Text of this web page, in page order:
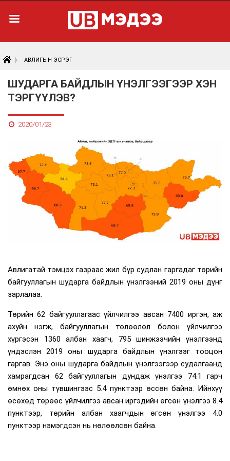
АВЛИГЫН ЭСРЭГ
ШУДАРГА БАЙДЛЫН ҮНЭЛГЭЭГЭЭР ХЭН
ТЭРГҮҮЛЭВ?
2020/01/23
Авлигатай тэмцэх газраас жил бүр судлан гаргадаг төрийн
байгууллагын шударга байдлын үнэлгээний 2019 оны дүнг
зарлалаа.
Төрийн 62 байгууллагаас үйлчилгээ авсан 7400 иргэн, аж
ахуйн нэгж, байгууллагын төлөөлөл болон үйлчилгээ
хүргэсэн 1360 албан хаагч, 795 шинжээчийн үнэлгээнд
үндэслэн 2019 оны шударга байдлын үнэлгээг тооцон
гаргав. Энэ оны шударга байдлын үнэлгээгээр судалгаанд
хамрагдсан 62 байгууллагын дундаж үнэлгээ 74.1 гарч
өмнөх оны түвшингээс 5.4 пунктээр өссөн байна. Ийнхүү
өсөхөд төрөөс үйлчилгээ авсан иргэдийн өгсөн үнэлгээ 8.4
пунктээр, төрийн албан хаагчдын өгсөн үнэлгээ 4.0
пунктээр нэмэгдсэн нь нөлөөлсөн байна.